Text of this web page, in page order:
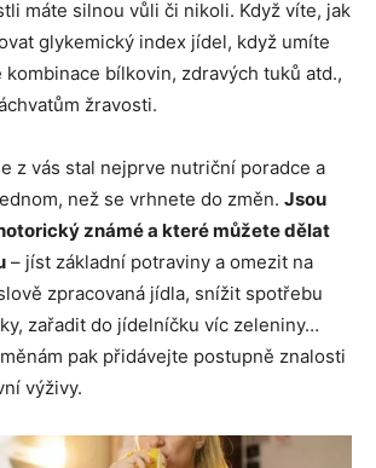
máte silnou vůli či nikoli. Když víte, jak
glykemický index jídel, když umíte
bílkovin, zdravých tuků atd.,
žravosti.
z vás stal nejprve nutriční poradce a
než se vrhnete do změn. Jsou
známé a které můžete dělat
– jíst základní potraviny a omezit na
zpracovaná jídla, snížit spotřebu
zařadit do jídelníčku víc zeleniny…
pak přidávejte postupně znalosti
výživy.